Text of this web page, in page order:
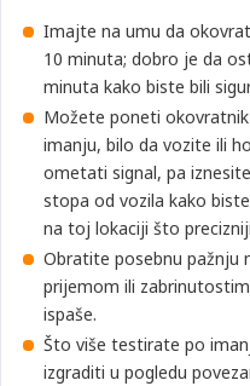
Imajte na umu da
10 minuta; dobro je da
minuta kako biste bili
Možete poneti
imanju, bilo da vozite ili
ometati signal, pa
stopa od vozila kako
na toj lokaciji što
Obratite posebnu pažnju
prijemom ili
ispaše.
Što više testirate po
izgraditi u pogledu